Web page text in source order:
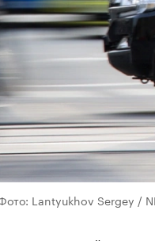
Lantyukhov Sergey /